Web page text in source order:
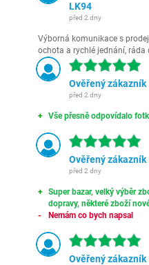
LK94
před 2 dny
Výborná komunikace s
ochota a rychlé jednání, ráda
Ověřený zákazník
před 2 dny
Vše přesně odpovídalo
Ověřený zákazník
před 2 dny
Super bazar, velký výběr
dopravy, některé zboží
Nemám co bych napsal
Ověřený zákazník